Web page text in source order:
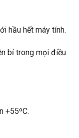
hầu hết máy tính.
bỉ trong mọi điều
+55ºC.